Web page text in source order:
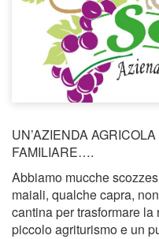
UN’AZIENDA
FAMILIARE….
Abbiamo mucche
maiali, qualche capra,
cantina per trasformare
piccolo agriturismo e un